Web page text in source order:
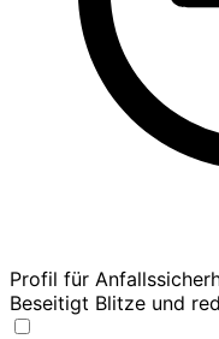
Profil für
Beseitigt Blitze und